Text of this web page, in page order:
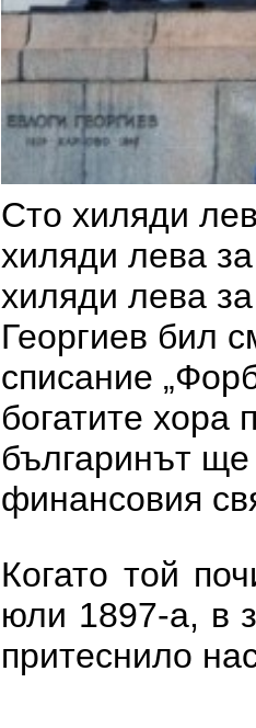
Сто хиляди
хиляди лева
хиляди лева
Георгиев бил
списание
богатите хора
българинът
финансовия
Когато той
юли 1897-а, в
притеснило